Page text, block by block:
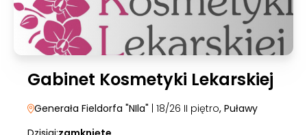
Gabinet Kosmetyki Lekarskiej
Generała Fieldorfa "NIla" | 18/26 II piętro, Puławy